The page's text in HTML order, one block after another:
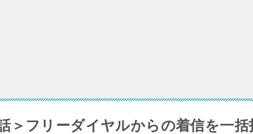
＞フリーダイヤルからの着信を一